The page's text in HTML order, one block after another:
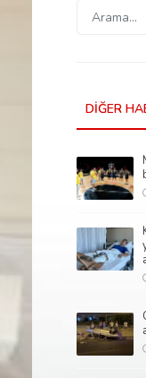
DİĞER